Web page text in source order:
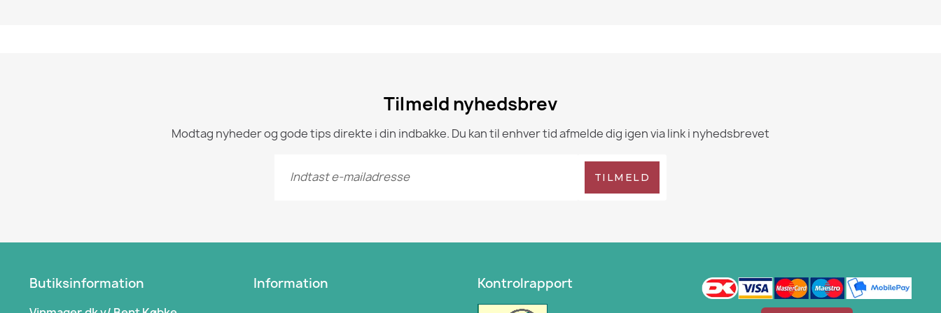
Tilmeld nyhedsbrev
Modtag nyheder og gode tips direkte i din indbakke. Du kan til enhver tid afmelde dig igen via link i nyhedsbrevet
TILMELD
Butiksinformation Information Kontrolrapport